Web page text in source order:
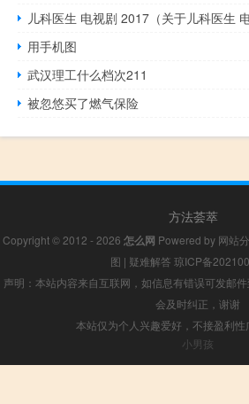
儿科医生 电视剧 2017（关于儿科医生
用手机图
武汉理工什么档次211
被忽悠买了燃气保险
方法荟萃
Copyright © 2012 - 2026 怎么网 Powered by 网站
图 | 疑难解答 琼ICP备
声明：本站内容来自互联网，如信息有错误可发邮
会及时纠正，谢谢
本站仅为个人兴趣爱好，不接盈利性
小男孩